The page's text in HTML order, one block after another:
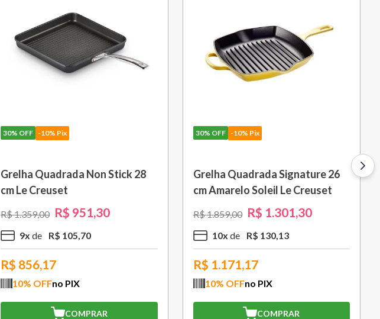
30% OFF -10% Pix
Grelha Quadrada Non Stick 28
cm Le Creuset
R$1.359,00 R$ 951,30
9x R$ 105 70
R$ 856,17
10% OFFno PIX
COMPRAR
30% OFF -10% Pix
Grelha Quadrada Signature 26
cm Amarelo Soleil Le Creuset
R$1.859,00 R$ 1.301,30
10x R$ 130, 13
R$ 1.171,17
10% OFFno PIX
COMPRAR